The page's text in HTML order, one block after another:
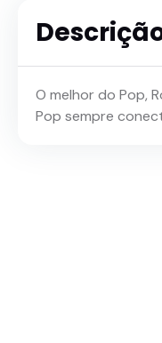
O melhor do Pop,
Pop sempre